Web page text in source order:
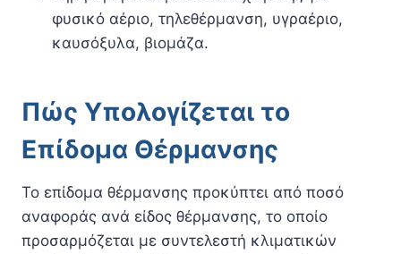
φυσικό αέριο, τηλεθέρμανση, υγραέριο,
καυσόξυλα, βιομάζα.
Πώς Υπολογίζεται το
Επίδομα Θέρμανσης
Το επίδομα θέρμανσης προκύπτει από ποσό
αναφοράς ανά είδος θέρμανσης, το οποίο
προσαρμόζεται με συντελεστή κλιματικών